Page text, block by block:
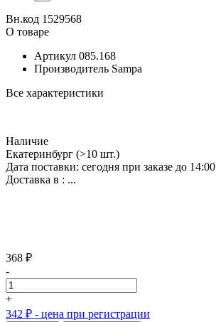
Вн.код 1529568
О товаре
Артикул 085.168
Производитель Sampa
Все характеристики
Наличие
Екатеринбург (>10 шт.)
Дата поставки: сегодня при заказе до 14:00
Доставка в : ...
368 ₽
-
+
342 ₽ - цена при регистрации